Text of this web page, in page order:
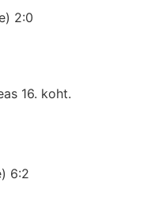
2:0
16. koht.
6:2